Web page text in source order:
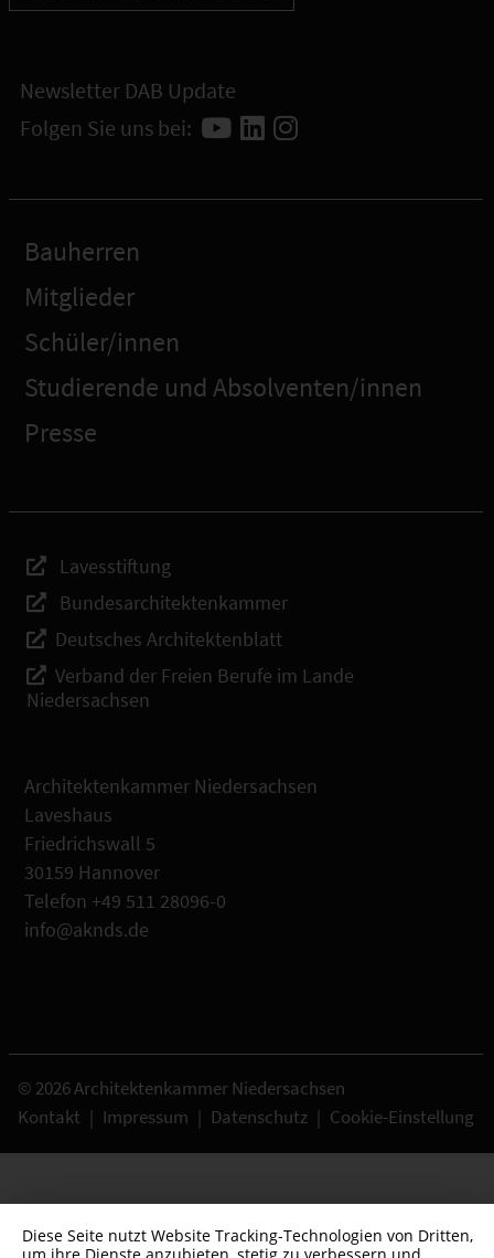
Newsletter DAB Update
Folgen Sie uns bei:
Bauherren
Mitglieder
Schüler/innen
Studierende und Absolventen/innen
Presse
Lavesstiftung
Bundesarchitektenkammer
Deutsches Architektenblatt
Verband der Freien Berufe im Lande
Niedersachsen
Architektenkammer Niedersachsen
Laveshaus
Friedrichswall 5
30159 Hannover
Telefon +49 511 28096-0
info@aknds.de
© 2026 Architektenkammer Niedersachsen
Kontakt | Impressum | Datenschutz | Cookie-Einstellung
Diese Seite nutzt Website Tracking-Technologien von Dritten,